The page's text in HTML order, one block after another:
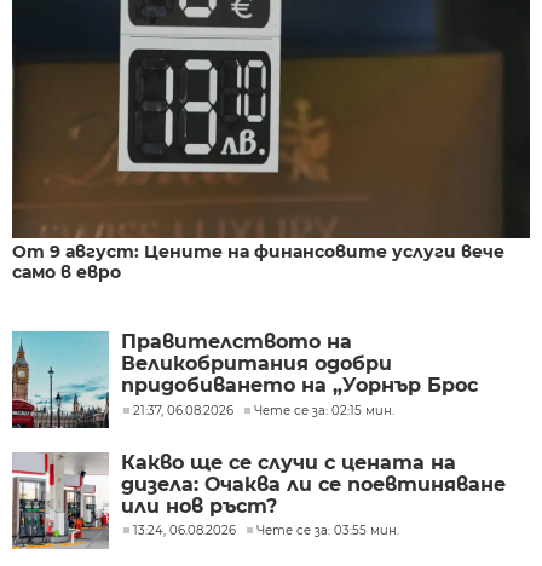
От 9 август: Цените на финансовите услуги вече
само в евро
Правителството на
Великобритания одобри
придобиването на „Уорнър Брос
Дискавъри“ от „Парамаунт“ за 110
21:37, 06.08.2026 Чете се за: 02:15 мин.
Какво ще се случи с цената на
дизела: Очаква ли се поевтиняване
или нов ръст?
13:24, 06.08.2026 Чете се за: 03:55 мин.